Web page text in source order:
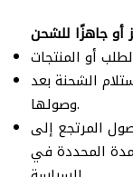
الشحنة بعد
وصولها.
المرتجع إلى
المحددة في